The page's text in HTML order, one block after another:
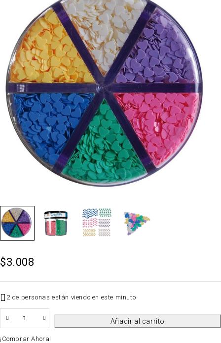
$3.008
2 de personas están viendo en este minuto
Añadir al carrito
¡Comprar Ahora!